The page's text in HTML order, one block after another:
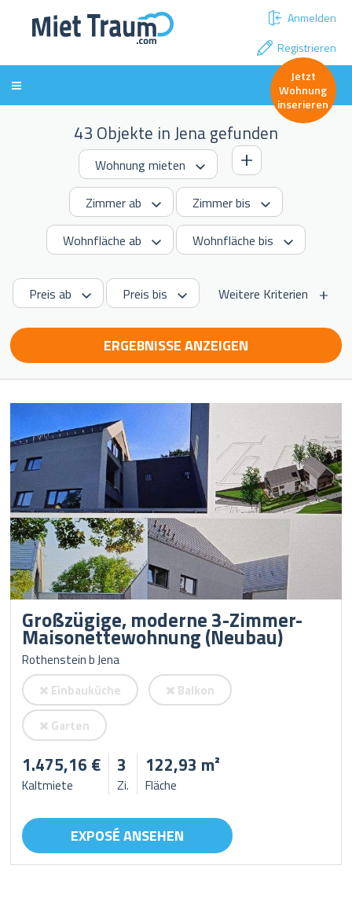
Anmelden
Registrieren
Jetzt
Wohnung
inserieren
43 Objekte in Jena gefunden
Weitere Kriterien
ERGEBNISSE ANZEIGEN
Großzügige, moderne 3-Zimmer-
Maisonettewohnung (Neubau)
Rothenstein b Jena
Einbauküche
Balkon
Garten
1.475,16 €
Kaltmiete
3
Zi.
122,93 m²
Fläche
EXPOSÉ ANSEHEN